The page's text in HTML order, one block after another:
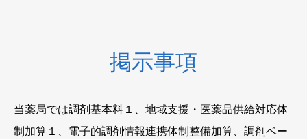
掲示事項
当薬局では調剤基本料１、地域支援・医薬品供給対応体
制加算１、電子的調剤情報連携体制整備加算、調剤ベー